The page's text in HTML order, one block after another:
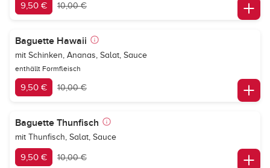
9,50 € 10,00 €
Baguette Hawaii
mit Schinken, Ananas, Salat, Sauce
enthällt Formfleisch
9,50 € 10,00 €
Baguette Thunfisch
mit Thunfisch, Salat, Sauce
9,50 € 10,00 €